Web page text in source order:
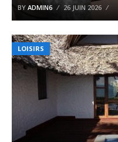
BY ADMIN6 26 JUIN 2026
LOISIRS